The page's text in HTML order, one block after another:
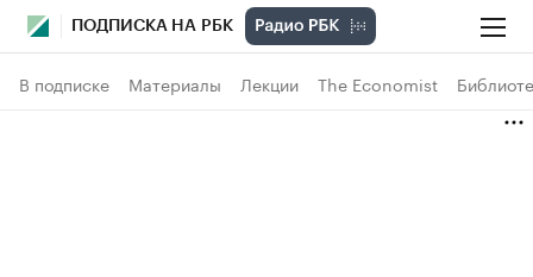
ПОДПИСКА НА РБК
В подписке Материалы Лекции The Economist